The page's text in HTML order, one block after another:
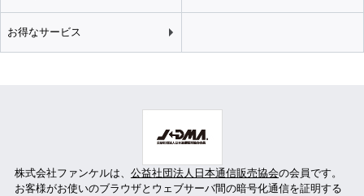
お得なサービス
株式会社ファンケルは、 公益社団法人日本通信販売協会の会員です。
お客様がお使いのブラウザとウェブサーバ間の暗号化通信を証明する